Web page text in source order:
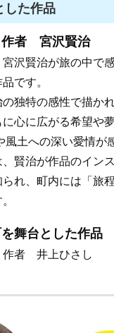
した作品
作者 宮沢賢治
宮沢賢治が旅の中で
です。
独特の感性で描か
心に広がる希望や
風土への深い愛情が
賢治が作品のイン
れ、町内には「旅
舞台とした作品
作者 井上ひさし